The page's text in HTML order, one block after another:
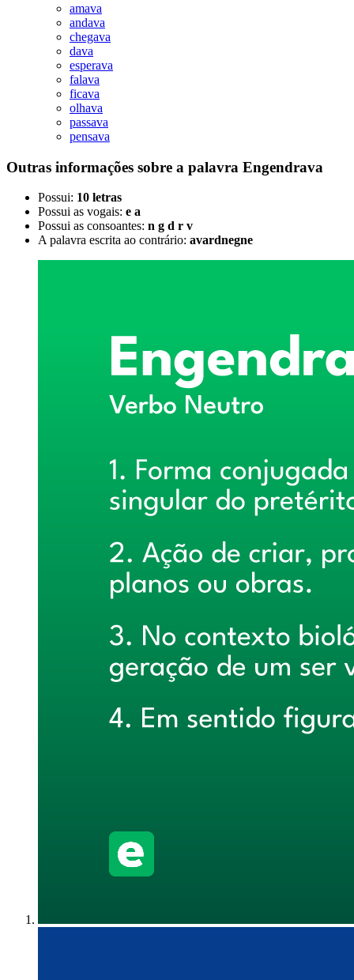
amava
andava
chegava
dava
esperava
falava
ficava
olhava
passava
pensava
Outras informações sobre a palavra Engendrava
Possui: 10 letras
Possui as vogais: e a
Possui as consoantes: n g d r v
A palavra escrita ao contrário: avardnegne